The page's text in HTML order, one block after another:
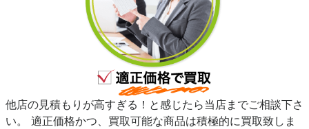
他店の見積もりが高すぎる！と感じたら当店までご相談下さ
い。 適正価格かつ、買取可能な商品は積極的に買取致しま